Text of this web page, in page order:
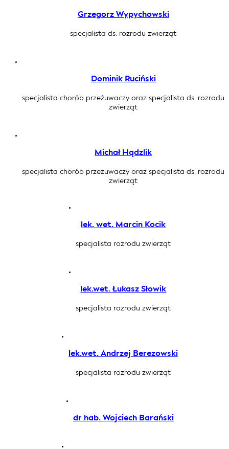
Grzegorz Wypychowski
specjalista ds. rozrodu zwierząt
Dominik Ruciński
specjalista chorób przeżuwaczy oraz specjalista ds. rozrodu
zwierząt
Michał Hądzlik
specjalista chorób przeżuwaczy oraz specjalista ds. rozrodu
zwierząt
lek. wet. Marcin Kocik
specjalista rozrodu zwierząt
lek.wet. Łukasz Słowik
specjalista rozrodu zwierząt
lek.wet. Andrzej Berezowski
specjalista rozrodu zwierząt
dr hab. Wojciech Barański